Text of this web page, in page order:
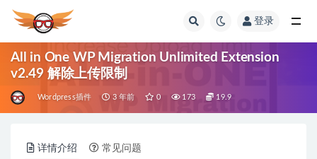
登录
All in One WP Migration Unlimited Extension
v2.49 解除上传限制
Wordpress插件 3 年前 0 173 19.9
详情介绍 常见问题